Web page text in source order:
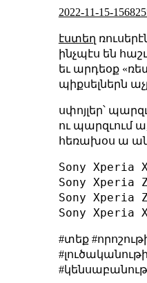
2022-11-15-
էստեղ
ինչպէս են
եւ արդեօք
պիքսելներն
սփոյլեր՝
ու պարզւում
հեռախօս ա
Sony Xperia
Sony Xperia
Sony Xperia
#տեք